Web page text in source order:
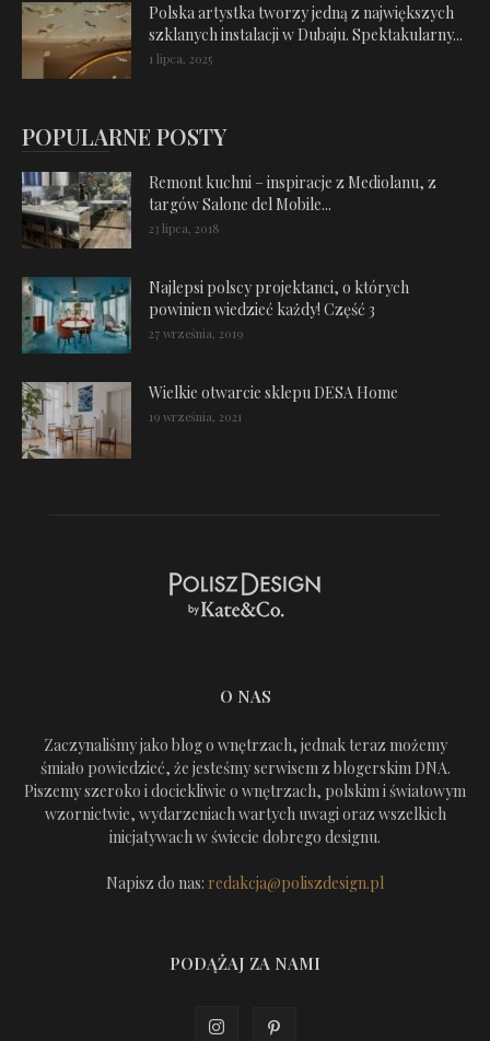
Polska artystka tworzy jedną z największych
szklanych instalacji w Dubaju. Spektakularny...
1 lipca, 2025
POPULARNE POSTY
Remont kuchni – inspiracje z Mediolanu, z
targów Salone del Mobile...
23 lipca, 2018
Najlepsi polscy projektanci, o których
powinien wiedzieć każdy! Część 3
27 września, 2019
Wielkie otwarcie sklepu DESA Home
19 września, 2021
O NAS
Zaczynaliśmy jako blog o wnętrzach, jednak teraz możemy
śmiało powiedzieć, że jesteśmy serwisem z blogerskim DNA.
Piszemy szeroko i dociekliwie o wnętrzach, polskim i światowym
wzornictwie, wydarzeniach wartych uwagi oraz wszelkich
inicjatywach w świecie dobrego designu.
Napisz do nas: redakcja@poliszdesign.pl
PODĄŻAJ ZA NAMI